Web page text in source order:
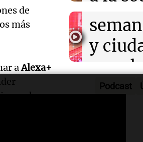
de
más
aAlexa+
artificial.
digital
Panorama
Episodios
un fin
y
Audio.
Audio.
Podcast